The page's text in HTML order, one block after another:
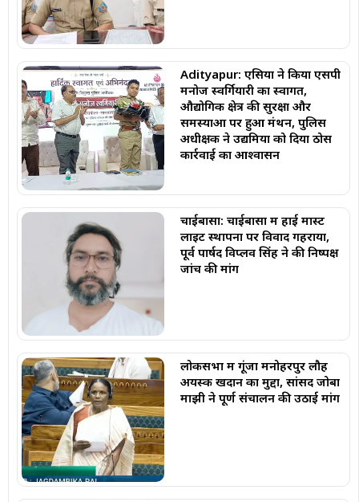
Adityapur: एसिया ने किया एसपी
मनोज स्वर्गियारी का स्वागत,
औद्योगिक क्षेत्र की सुरक्षा और
समस्याओं पर हुआ मंथन, पुलिस
अधीक्षक ने उद्यमियों को दिया ठोस
कार्रवाई का आश्वासन
चाईबासा: चाईबासा में हाई मास्ट
लाइट स्थापना पर विवाद गहराया,
पूर्व पार्षद विप्लव सिंह ने की निष्पक्ष
जांच की मांग
लोकसभा में गूंजा मनोहरपुर लौह
अयस्क खदान का मुद्दा, सांसद जोबा
माझी ने पूर्ण संचालन की उठाई मांग